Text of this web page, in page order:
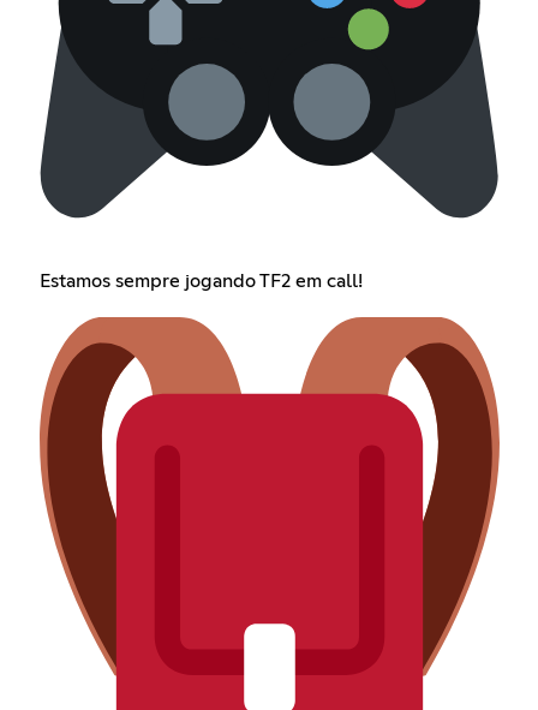
Estamos sempre jogando TF2 em call!